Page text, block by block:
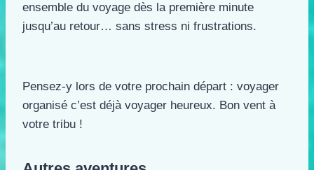
ensemble du voyage dès la première minute
jusqu’au retour… sans stress ni frustrations.
Pensez-y lors de votre prochain départ : voyager
organisé c’est déjà voyager heureux. Bon vent à
votre tribu !